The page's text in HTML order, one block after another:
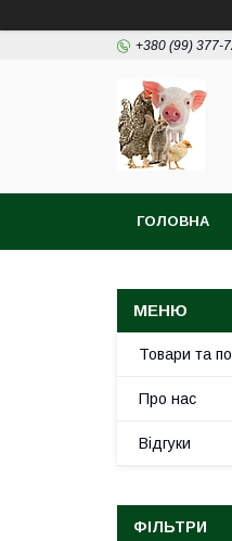
+380 (99) 377-
ГОЛОВНА
Товари та
Про нас
Відгуки
ФІЛЬТРИ